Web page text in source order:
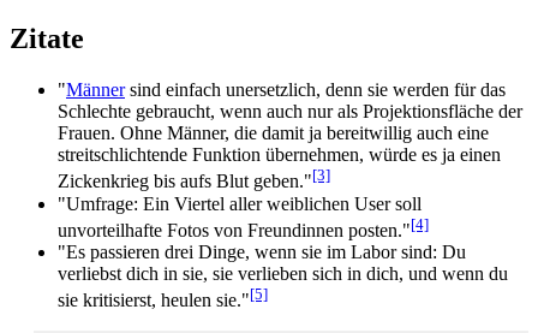
Zitate
"Männersind einfach unersetzlich, denn sie werden für das
Schlechte gebraucht, wenn auch nur als Projektionsfläche der
Frauen. Ohne Männer, die damit ja bereitwillig auch eine
streit­schlichtende Funktion übernehmen, würde es ja einen
Zickenkrieg bis aufs Blut geben."[3]
"Umfrage: Ein Viertel aller weiblichen User soll
unvorteilhafte Fotos von Freundinnen posten."[4]
"Es passieren drei Dinge, wenn sie im Labor sind: Du
verliebst dich in sie, sie verlieben sich in dich, und wenn du
sie kritisierst, heulen sie."[5]